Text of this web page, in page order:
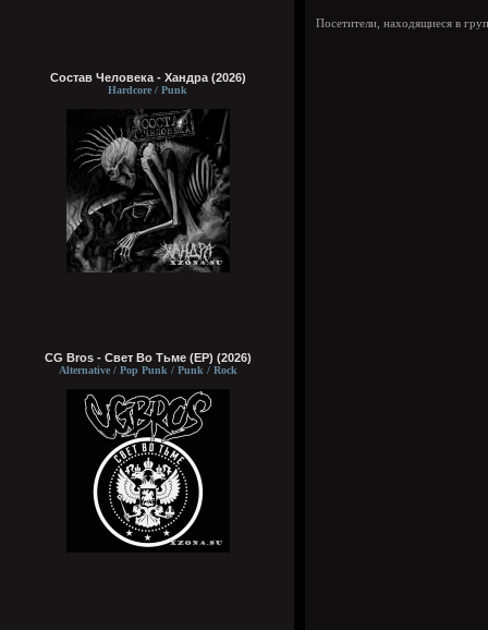
Состав Человека - Хандра (2026)
Hardcore / Punk
CG Bros - Свет Во Тьме (EP) (2026)
Alternative / Pop Punk / Punk / Rock
Посетители, находящиеся в